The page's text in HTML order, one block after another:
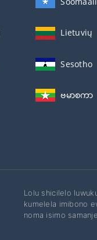
Lietuvių
Sesotho
ဗမာစကာ
Lolu shicilelo
kumelela imibono
noma isimo